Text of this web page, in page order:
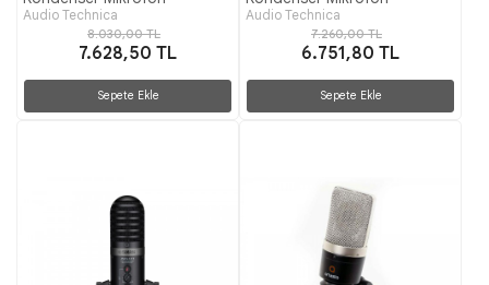
Audio Technica
8.030,00 TL
7.628,50 TL
Sepete Ekle
Audio Technica
7.260,00 TL
6.751,80 TL
Sepete Ekle